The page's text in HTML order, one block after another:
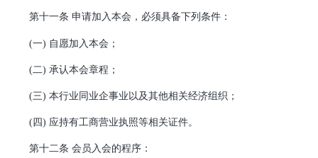
第十一条 申请加入本会，必须具备下列条件：
(一) 自愿加入本会；
(二) 承认本会章程；
(三) 本行业同业企事业以及其他相关经济组织；
(四) 应持有工商营业执照等相关证件。
第十二条 会员入会的程序：